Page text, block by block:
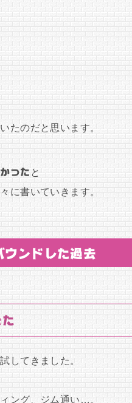
たのだと思います。
った と
に書いていきます。
ウンドした過去
してきました。
ング、ジム通い…。